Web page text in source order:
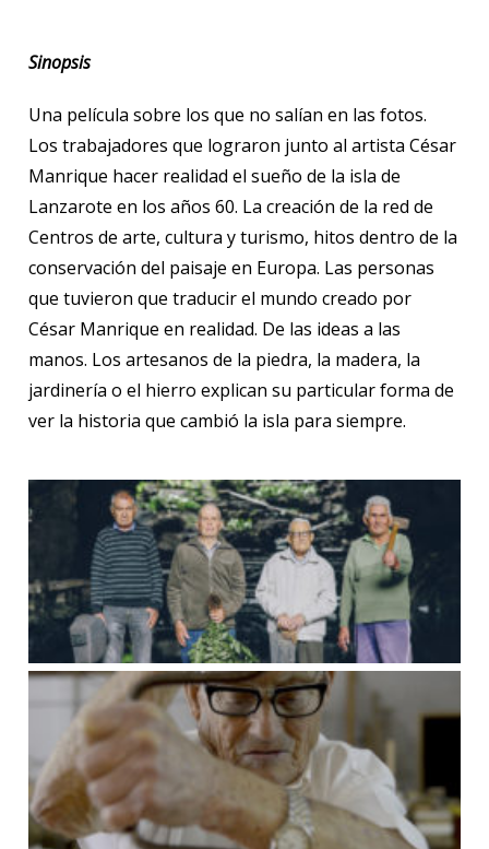
Sinopsis
Una película sobre los que no salían en las fotos.
Los trabajadores que lograron junto al artista César
Manrique hacer realidad el sueño de la isla de
Lanzarote en los años 60. La creación de la red de
Centros de arte, cultura y turismo, hitos dentro de la
conservación del paisaje en Europa. Las personas
que tuvieron que traducir el mundo creado por
César Manrique en realidad. De las ideas a las
manos. Los artesanos de la piedra, la madera, la
jardinería o el hierro explican su particular forma de
ver la historia que cambió la isla para siempre.